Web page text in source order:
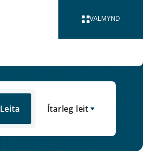
VALMYND
Leita Ítarleg leit